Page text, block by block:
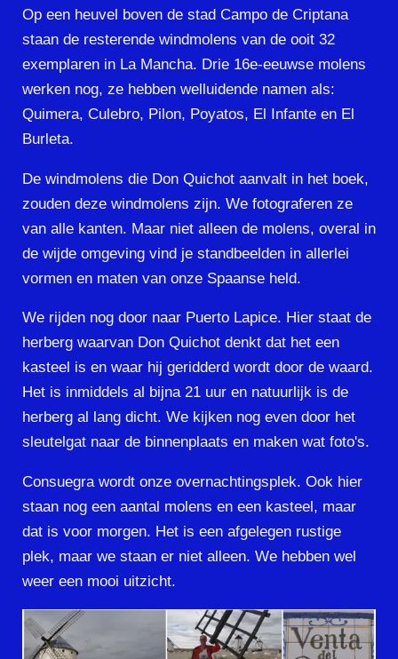
Op een heuvel boven de stad Campo de Criptana
staan de resterende windmolens van de ooit 32
exemplaren in La Mancha. Drie 16e-eeuwse molens
werken nog, ze hebben welluidende namen als:
Quimera, Culebro, Pilon, Poyatos, El Infante en El
Burleta.
De windmolens die Don Quichot aanvalt in het boek,
zouden deze windmolens zijn. We fotograferen ze
van alle kanten. Maar niet alleen de molens, overal in
de wijde omgeving vind je standbeelden in allerlei
vormen en maten van onze Spaanse held.
We rijden nog door naar Puerto Lapice. Hier staat de
herberg waarvan Don Quichot denkt dat het een
kasteel is en waar hij geridderd wordt door de waard.
Het is inmiddels al bijna 21 uur en natuurlijk is de
herberg al lang dicht. We kijken nog even door het
sleutelgat naar de binnenplaats en maken wat foto's.
Consuegra wordt onze overnachtingsplek. Ook hier
staan nog een aantal molens en een kasteel, maar
dat is voor morgen. Het is een afgelegen rustige
plek, maar we staan er niet alleen. We hebben wel
weer een mooi uitzicht.